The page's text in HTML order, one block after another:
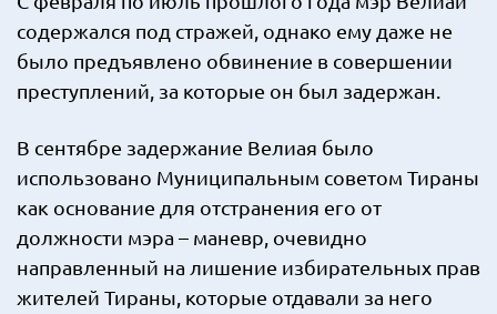
содержался под стражей, однако ему даже не
было предъявлено обвинение в совершении
преступлений, за которые он был задержан.
В сентябре задержание Велиая было
использовано Муниципальным советом Тираны
как основание для отстранения его от
должности мэра – маневр, очевидно
направленный на лишение избирательных прав
жителей Тираны, которые отдавали за него